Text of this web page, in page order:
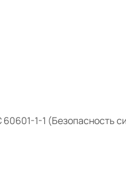
1-1 (Безопасность